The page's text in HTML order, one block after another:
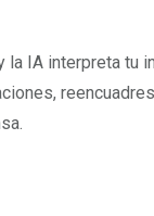
la IA interpreta tu